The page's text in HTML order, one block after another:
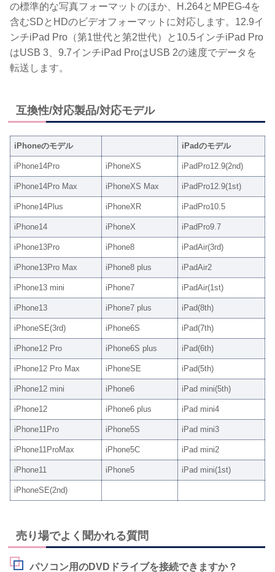
の標準的な写真フォーマットのほか、H.264とMPEG-4を
含むSDとHDのビデオフォーマットに対応します。12.9イ
ンチiPad Pro（第1世代と第2世代）と10.5インチiPad Pro
はUSB 3、9.7インチiPad ProはUSB 2の速度でデータを
転送します。
互換性/対応製品/対応モデル
iPhoneのモデル iPadのモデル
iPhone14Pro iPhoneXS iPadPro12.9(2nd)
iPhone14Pro Max iPhoneXS Max iPadPro12.9(1st)
iPhone14Plus iPhoneXR iPadPro10.5
iPhone14 iPhoneX iPadPro9.7
iPhone13Pro iPhone8 iPadAir(3rd)
iPhone13Pro Max iPhone8 plus iPadAir2
iPhone13 mini iPhone7 iPadAir(1st)
iPhone13 iPhone7 plus iPad(8th)
iPhoneSE(3rd) iPhone6S iPad(7th)
iPhone12 Pro iPhone6S plus iPad(6th)
iPhone12 Pro Max iPhoneSE iPad(5th)
iPhone12 mini iPhone6 iPad mini(5th)
iPhone12 iPhone6 plus iPad mini4
iPhone11Pro iPhone5S iPad mini3
iPhone11ProMax iPhone5C iPad mini2
iPhone11 iPhone5 iPad mini(1st)
iPhoneSE(2nd)
売り場でよく聞かれる質問
パソコン用のDVDドライブを接続できますか？